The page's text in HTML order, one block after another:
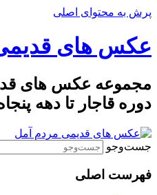
پرش به محتوای اصلی
عکس های
مجموعه عکس های
دوره قاجار تا دهه
جست‌وجو
فهرست اصلی